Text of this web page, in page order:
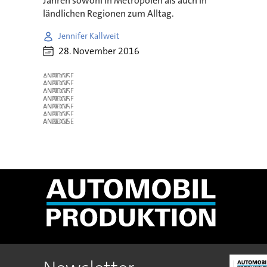
ländlichen Regionen zum Alltag.
Jennifer Kallweit
28. November 2016
ANZEIGE
ANZEIGE
ANZEIGE
ANZEIGE
ANZEIGE
ANZEIGE
ANZEIGE